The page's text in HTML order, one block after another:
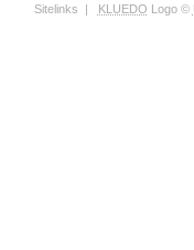
Sitelinks KLUEDO Logo ©